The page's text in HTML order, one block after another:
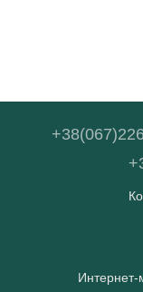
Интернет-